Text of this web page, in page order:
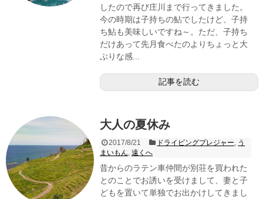
したので再び庄川まで行ってきました。
今の時期は子持ちの鮎でしたけど、子持
ち鮎も美味しいですね～。ただ、子持ち
だけあって先月食べたのよりちょっと大
ぶりな感...
記事を読む
大人の夏休み
2017/8/21 ドライビングプレジャー, う
まいもん, 遠くへ
昔からのラテン車仲間が別荘を買われた
とのことでお誘いを受けまして、妻と子
どもを置いて単独でお出かけしてきまし